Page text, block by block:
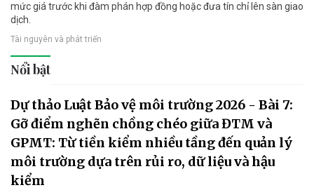
mức giá trước khi đàm phán hợp đồng hoặc đưa tín chỉ lên sàn giao
dịch.
Tài nguyên và phát triển
Nổi bật
Dự thảo Luật Bảo vệ môi trường 2026 - Bài 7:
Gỡ điểm nghẽn chồng chéo giữa ĐTM và
GPMT: Từ tiền kiểm nhiều tầng đến quản lý
môi trường dựa trên rủi ro, dữ liệu và hậu
kiểm